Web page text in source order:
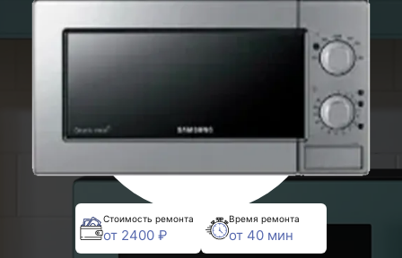
Стоимость ремонта
от 2400 ₽
Время ремонта
от 40 мин